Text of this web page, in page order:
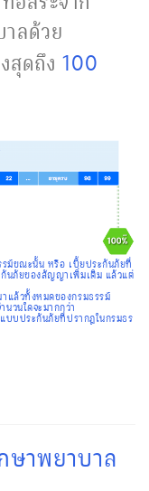
ลด้วย
สุดถึง 100
ม์ขณะนั้น หรือ เบี้ยประกันภัยที่
กันภัยของสัญญาเพิ่มเติม แล้วแต่
แล้วทั้งหมดของกรมธรรม์
วนใดจะมากกว่า
บบประกันภัยที่ปรากฎในกรมธร
าพยาบาล